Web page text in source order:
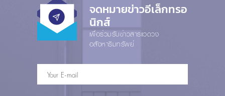
จดหมายข่าวอีเล็กทรอ
นิกส์
เพื่อร่วมรับข่าวสารแวดวง
อสังหาริมทรัพย์